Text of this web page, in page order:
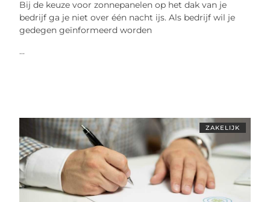
Bij de keuze voor zonnepanelen op het dak van je
bedrijf ga je niet over één nacht ijs. Als bedrijf wil je
gedegen geïnformeerd worden
...
ZAKELIJK